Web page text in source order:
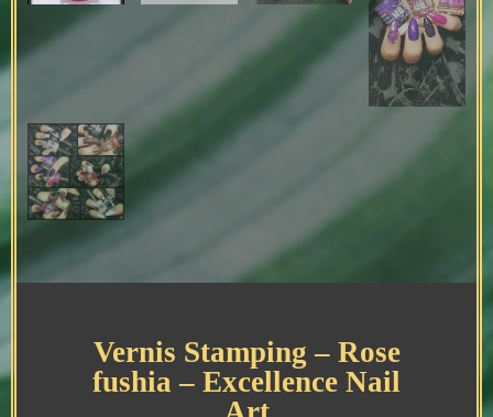
Vernis Stamping – Rose
fushia – Excellence Nail